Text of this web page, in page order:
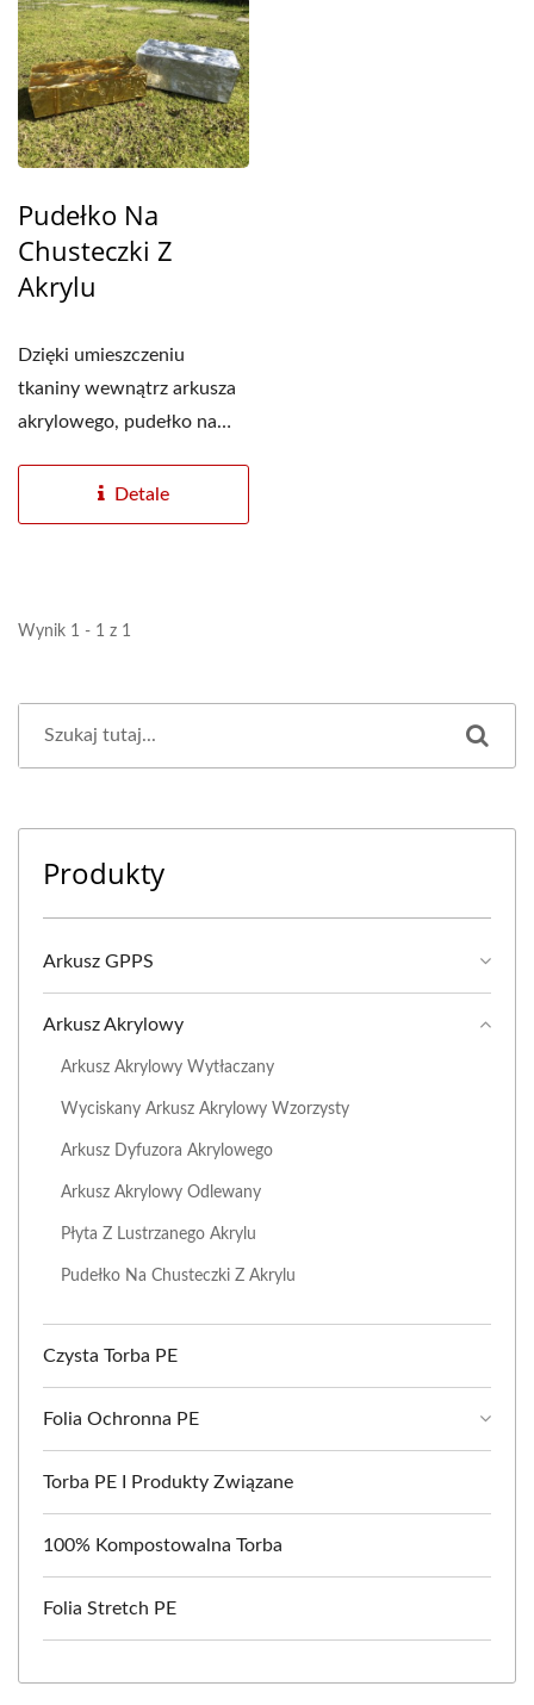
Pudełko Na
Chusteczki Z
Akrylu
Dzięki umieszczeniu
tkaniny wewnątrz arkusza
akrylowego, pudełko na
zupełnie...
Detale
Wynik 1 - 1 z 1
Produkty
Arkusz GPPS
Arkusz Akrylowy
Arkusz Akrylowy Wytłaczany
Wyciskany Arkusz Akrylowy Wzorzysty
Arkusz Dyfuzora Akrylowego
Arkusz Akrylowy Odlewany
Płyta Z Lustrzanego Akrylu
Pudełko Na Chusteczki Z Akrylu
Czysta Torba PE
Folia Ochronna PE
Torba PE I Produkty Związane
100% Kompostowalna Torba
Folia Stretch PE